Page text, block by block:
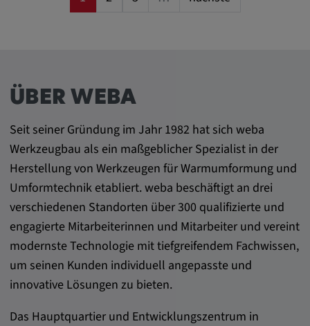
ÜBER WEBA
Seit seiner Gründung im Jahr 1982 hat sich weba
Werkzeugbau als ein maßgeblicher Spezialist in der
Herstellung von Werkzeugen für Warmumformung und
Umformtechnik etabliert. weba beschäftigt an drei
verschiedenen Standorten über 300 qualifizierte und
engagierte Mitarbeiterinnen und Mitarbeiter und vereint
modernste Technologie mit tiefgreifendem Fachwissen,
um seinen Kunden individuell angepasste und
innovative Lösungen zu bieten.
Das Hauptquartier und Entwicklungszentrum in